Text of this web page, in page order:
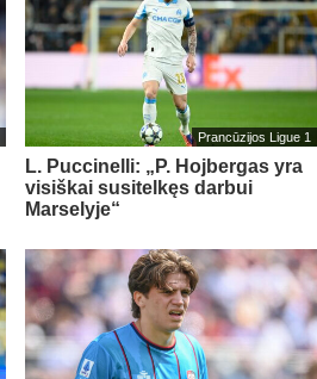
Prancūzijos Ligue 1
L. Puccinelli: „P. Hojbergas yra
visiškai susitelkęs darbui
Marselyje“